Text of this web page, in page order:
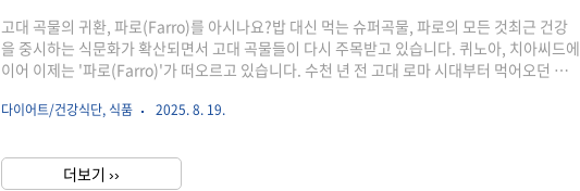
고대 곡물의 귀환, 파로(Farro)를 아시나요?밥 대신 먹는 슈퍼곡물, 파로의 모든 것최근 건강
을 중시하는 식문화가 확산되면서 고대 곡물들이 다시 주목받고 있습니다. 퀴노아, 치아씨드에
이어 이제는 '파로(Farro)'가 떠오르고 있습니다. 수천 년 전 고대 로마 시대부터 먹어오던 이
처럼 씹는 맛이 살아 있고, 단백질과 식이섬유가 풍부해 식사 대용은 물론 다이어트나 웰빙 식
그리고 어떻게 활용할 수 있는지까지 자세히 소개해드리겠습니다. 파로(Farro)란 무엇일까?
고대 곡물로서의 역사와 기원파로의 영양학적 특징과 건..
다이어트/건강식단, 식품 2025. 8. 19.
더보기 ››